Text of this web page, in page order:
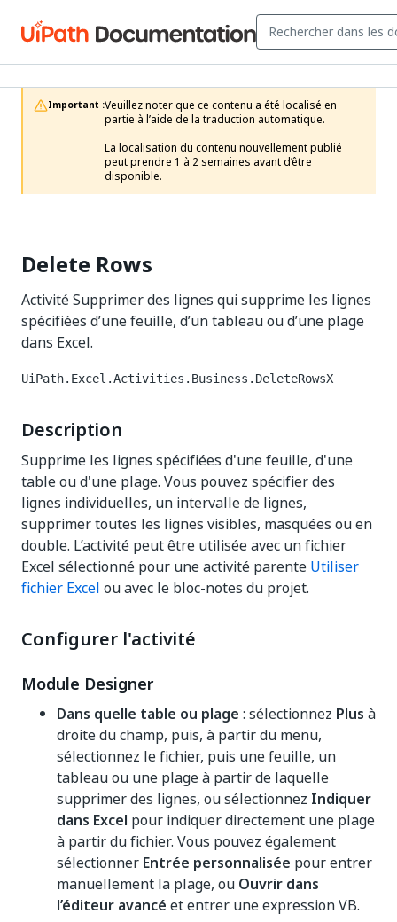
Important :Veuillez noter que ce contenu a été localisé en
partie à l’aide de la traduction automatique.
La localisation du contenu nouvellement publié
peut prendre 1 à 2 semaines avant d’être
disponible.
Delete Rows
Activité Supprimer des lignes qui supprime les lignes
spécifiées d’une feuille, d’un tableau ou d’une plage
dans Excel.
UiPath.Excel.Activities.Business.DeleteRowsX
Description
Supprime les lignes spécifiées d'une feuille, d'une
table ou d'une plage. Vous pouvez spécifier des
lignes individuelles, un intervalle de lignes,
supprimer toutes les lignes visibles, masquées ou en
double. L’activité peut être utilisée avec un fichier
Excel sélectionné pour une activité parente Utiliser
fichier Excel ou avec le bloc-notes du projet.
Configurer l'activité
Module Designer
Dans quelle table ou plage : sélectionnez Plus à
droite du champ, puis, à partir du menu,
sélectionnez le fichier, puis une feuille, un
tableau ou une plage à partir de laquelle
supprimer des lignes, ou sélectionnez Indiquer
dans Excel pour indiquer directement une plage
à partir du fichier. Vous pouvez également
sélectionner Entrée personnalisée pour entrer
manuellement la plage, ou Ouvrir dans
l’éditeur avancé et entrer une expression VB.